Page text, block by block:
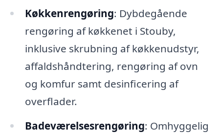
Køkkenrengøring: Dybdegående
rengøring af køkkenet i Stouby,
inklusive skrubning af køkkenudstyr,
affaldshåndtering, rengøring af ovn
og komfur samt desinficering af
overflader.
Badeværelsesrengøring: Omhyggelig